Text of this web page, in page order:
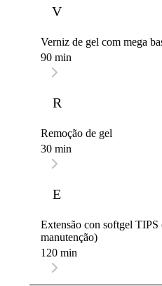
V
Verniz de gel com mega
90 min
R
Remoção de gel
30 min
E
Extensão con softgel TIPS
manutenção)
120 min